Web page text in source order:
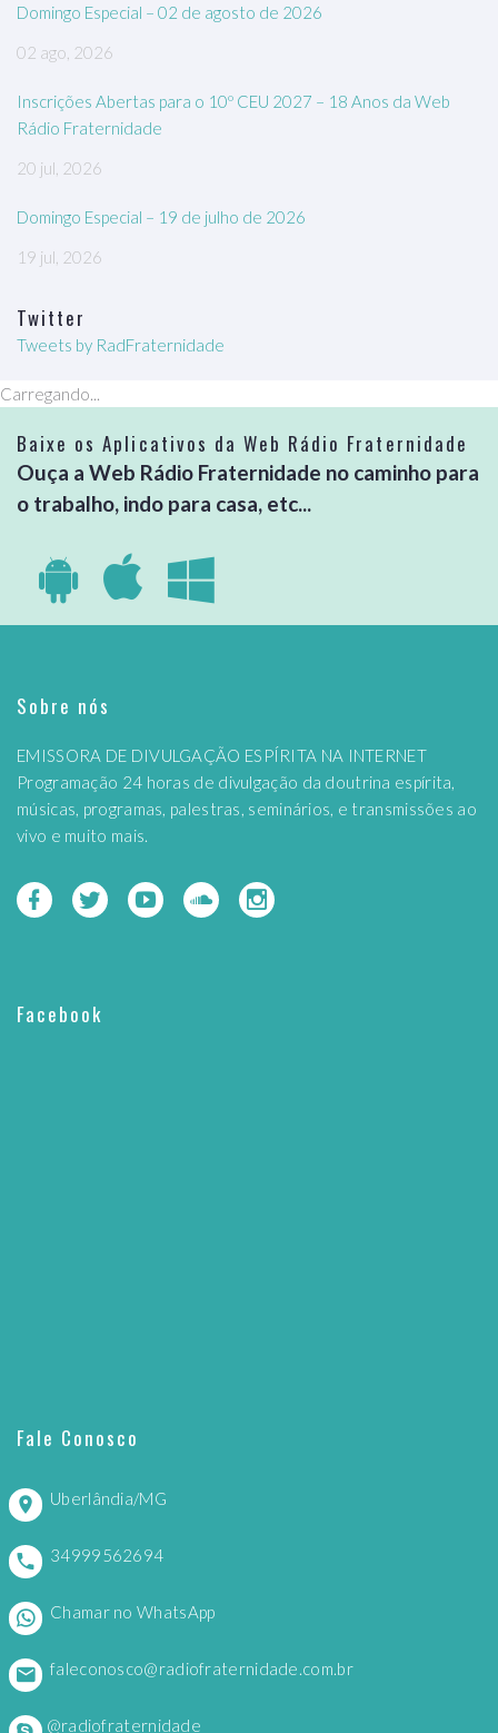
Domingo Especial – 02 de agosto de 2026
02 ago, 2026
Inscrições Abertas para o 10º CEU 2027 – 18 Anos da Web
Rádio Fraternidade
20 jul, 2026
Domingo Especial – 19 de julho de 2026
19 jul, 2026
Twitter
Tweets by RadFraternidade
Carregando...
Baixe os Aplicativos da Web Rádio Fraternidade
Ouça a Web Rádio Fraternidade no caminho para
o trabalho, indo para casa, etc...
Sobre nós
EMISSORA DE DIVULGAÇÃO ESPÍRITA NA INTERNET
Programação 24 horas de divulgação da doutrina espírita,
músicas, programas, palestras, seminários, e transmissões ao
vivo e muito mais.
Facebook
Fale Conosco
Uberlândia/MG
34999562694
Chamar no WhatsApp
faleconosco@radiofraternidade.com.br
@radiofraternidade